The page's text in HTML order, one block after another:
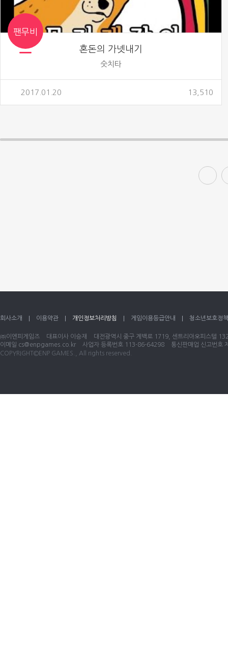
팬무비
혼돈의 가넷내기
숫치타
2017.01.20 13,510
회사소개 이용약관 개인정보처리방침 게임이용등급안내 청소년보호정책
㈜이엔피게임즈 대표이사 이승재
대전광역시 중구 계백로 1719, 센트리아오피스텔
이메일 cs@enpgames.co.kr 사업자 등록번호 113-86-64298
통신판매업 신고번호
COPYRIGHT©ENP GAMES., All rights reserved.